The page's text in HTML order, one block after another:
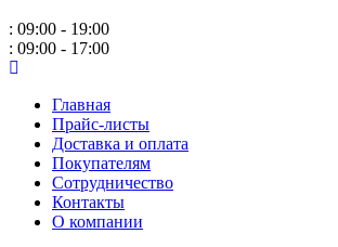
: 09:00 - 19:00
: 09:00 - 17:00
Главная
Прайс-листы
Доставка и оплата
Покупателям
Сотрудничество
Контакты
О компании